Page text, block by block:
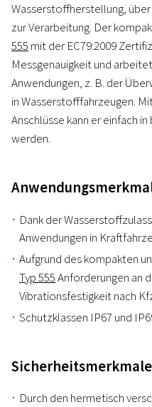
Wasserstoffherstellung,
zur Verarbeitung. Der
555 mit der EC79:2009
Messgenauigkeit und
Anwendungen, z. B. der
in Wasserstofffahrzeugen.
Anschlüsse kann er einfach
werden.
Dank der
Anwendungen in
Aufgrund des kompakten
Typ 555Anforderungen an
Vibrationsfestigkeit nach
Schutzklassen IP67 und
Sicherheitsmerkmale
Durch den hermetisch